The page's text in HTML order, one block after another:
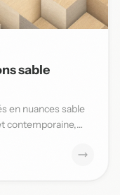
sable
en nuances sable
contemporaine,